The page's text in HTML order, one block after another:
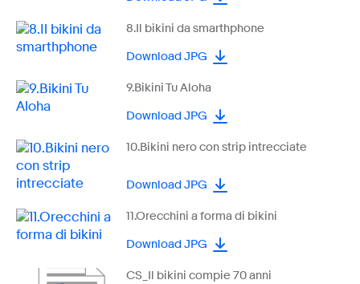
8.Il bikini da smarthphone
Download JPG
9.Bikini Tu Aloha
Download JPG
10.Bikini nero con strip intrecciate
Download JPG
11.Orecchini a forma di bikini
Download JPG
CS_Il bikini compie 70 anni